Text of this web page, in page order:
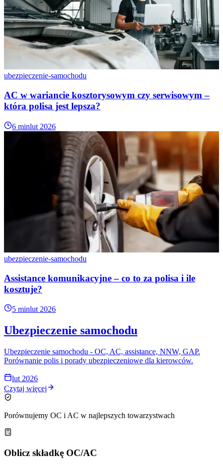
ubezpieczenie-samochodu
AC w wariancie kosztorysowym czy serwisowym –
która polisa jest lepsza?
6 minlut 2026
ubezpieczenie-samochodu
Assistance komunikacyjne – co to za polisa i ile
kosztuje?
5 minlut 2026
Ubezpieczenie samochodu
Ubezpieczenie samochodu - OC, AC, assistance, NNW, GAP.
Porównanie polis i porady ubezpieczeniowe dla kierowców.
lut 2026
Czytaj więcej
Porównujemy OC i AC w najlepszych towarzystwach
Oblicz składkę OC/AC